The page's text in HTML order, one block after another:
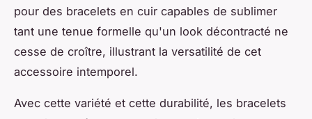
pour des bracelets en cuir capables de sublimer
tant une tenue formelle qu'un look décontracté ne
cesse de croître, illustrant la versatilité de cet
accessoire intemporel.
Avec cette variété et cette durabilité, les bracelets